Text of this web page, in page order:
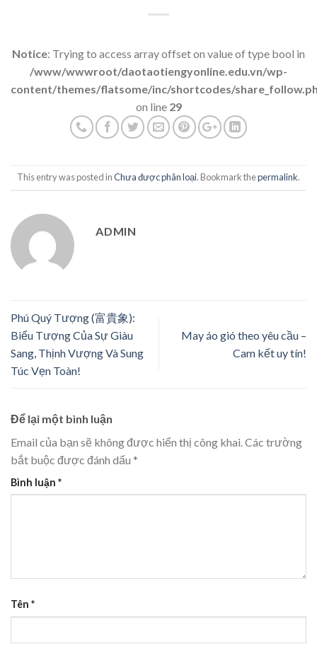
Notice: Trying to access array offset on value of type bool in
/www/wwwroot/daotaotiengyonline.edu.vn/wp-
content/themes/flatsome/inc/shortcodes/
on line 29
This entry was posted inChưa được phân loại. Bookmark thepermalink.
ADMIN
Phú Quý Tượng (富貴象):
Biểu Tượng Của Sự Giàu
Sang, Thịnh Vượng Và Sung
Túc Vẹn Toàn!
May áo gió theo yêu cầu –
Cam kết uy tín!
Để lại một bình luận
Email của bạn sẽ không được hiển thị công khai. Các trường
bắt buộc được đánh dấu *
Bình luận *
Tên *